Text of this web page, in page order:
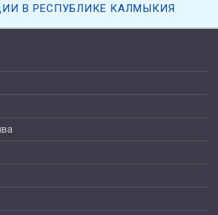
В РЕСПУБЛИКЕ КАЛМЫКИЯ